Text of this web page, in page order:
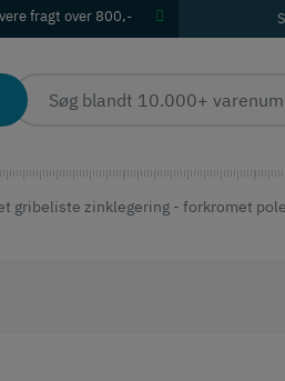
fragt over 800,-
gribeliste zinklegering - forkromet